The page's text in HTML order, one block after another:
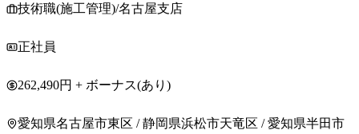
技術職(施工管理)/名古屋支店
正社員
262,490円 + ボーナス(あり)
愛知県名古屋市東区 / 静岡県浜松市天竜区 / 愛知県半田市